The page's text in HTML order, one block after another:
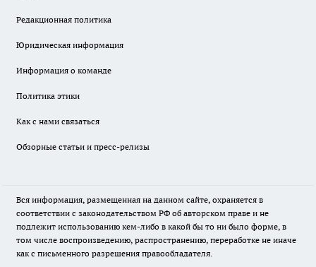
Редакционная политика
Юридическая информация
Информация о команде
Политика этики
Как с нами связаться
Обзорные статьи и пресс-релизы
Вся информация, размещенная на данном сайте, охраняется в
соответствии с законодательством РФ об авторском праве и не
подлежит использованию кем-либо в какой бы то ни было форме, в
том числе воспроизведению, распространению, переработке не иначе
как с письменного разрешения правообладателя.